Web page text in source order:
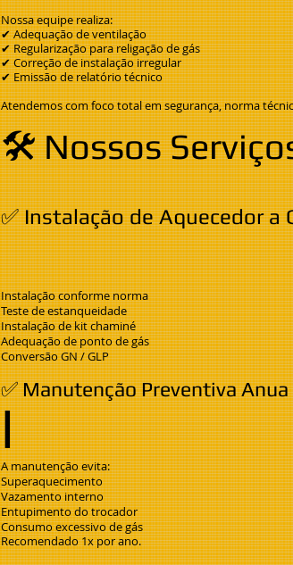
Nossa equipe realiza:
✔ Adequação de ventilação
✔ Regularização para religação de gás
✔ Correção de instalação irregular
✔ Emissão de relatório técnico
Atendemos com foco total em segurança, norma
🛠️ Nossos
✅ Instalação de Aquecedor a
Instalação conforme norma
Teste de estanqueidade
Instalação de kit chaminé
Adequação de ponto de gás
Conversão GN / GLP
✅ Manutenção Preventiva Anua
l
A manutenção evita:
Superaquecimento
Vazamento interno
Entupimento do trocador
Consumo excessivo de gás
Recomendado 1x por ano.